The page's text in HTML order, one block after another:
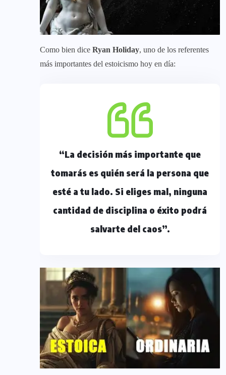
Como bien dice Ryan Holiday, uno de los referentes
más importantes del estoicismo hoy en día:
“La decisión más importante que
tomarás es quién será la persona que
esté a tu lado. Si eliges mal, ninguna
cantidad de disciplina o éxito podrá
salvarte del caos”.